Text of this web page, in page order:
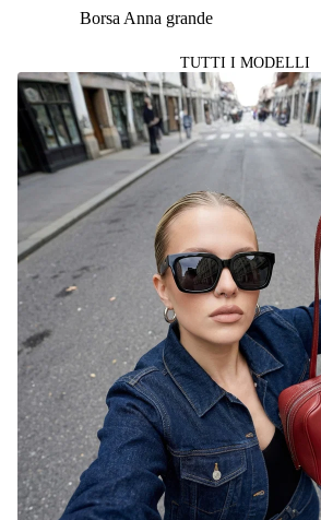
Borsa Anna grande
TUTTI I MODELLI